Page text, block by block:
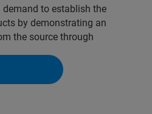
to establish the
by demonstrating an
the source through